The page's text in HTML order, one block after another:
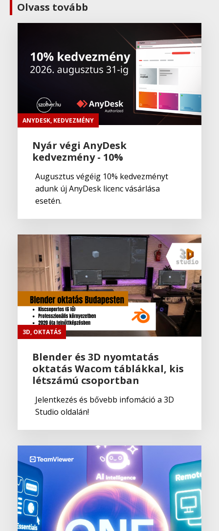
Olvass tovább
ANYDESK, KEDVEZMÉNY
Nyár végi AnyDesk
kedvezmény - 10%
Augusztus végéig 10% kedvezményt
adunk új AnyDesk licenc vásárlása
esetén.
3D, OKTATÁS
Blender és 3D nyomtatás
oktatás Wacom táblákkal, kis
létszámú csoportban
Jelentkezés és bővebb infomáció a 3D
Studio oldalán!